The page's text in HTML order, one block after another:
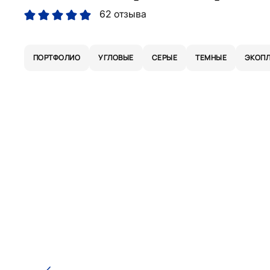
62 отзыва
ПОРТФОЛИО УГЛОВЫЕ СЕРЫЕ ТЕМНЫЕ